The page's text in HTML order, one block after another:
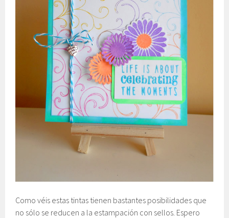
Como véis estas tintas tienen bastantes posibilidades que
no sólo se reducen a la estampación con sellos. Espero